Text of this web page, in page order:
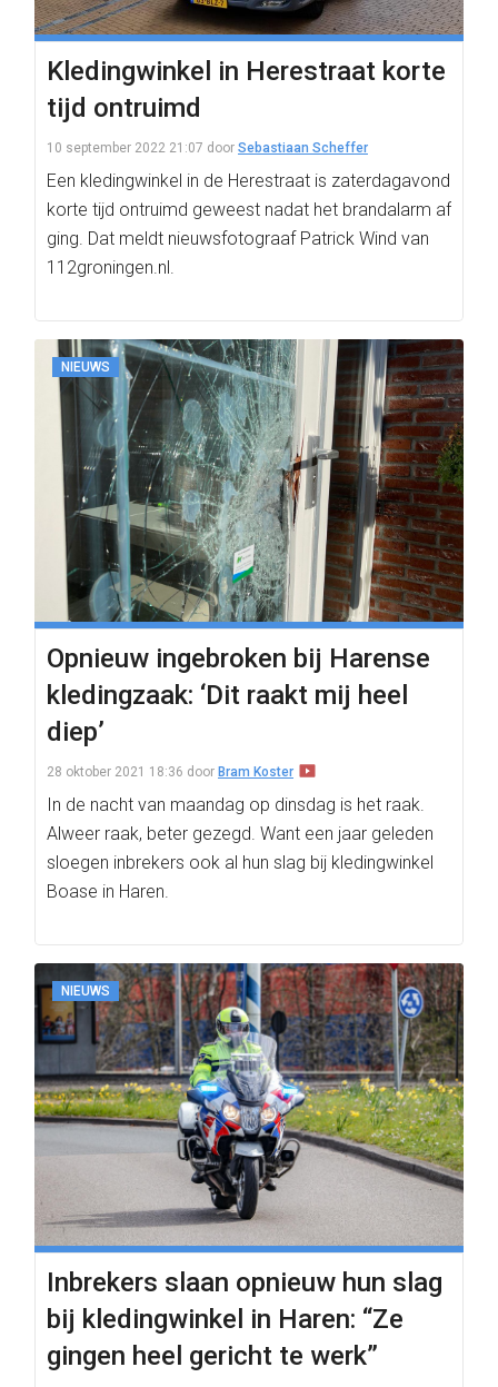
Kledingwinkel in Herestraat korte
tijd ontruimd
10 september 2022 21:07 door Sebastiaan Scheffer
Een kledingwinkel in de Herestraat is zaterdagavond
korte tijd ontruimd geweest nadat het brandalarm af
ging. Dat meldt nieuwsfotograaf Patrick Wind van
112groningen.nl.
NIEUWS
Opnieuw ingebroken bij Harense
kledingzaak: ‘Dit raakt mij heel
diep’
28 oktober 2021 18:36 door Bram Koster
In de nacht van maandag op dinsdag is het raak.
Alweer raak, beter gezegd. Want een jaar geleden
sloegen inbrekers ook al hun slag bij kledingwinkel
Boase in Haren.
NIEUWS
Inbrekers slaan opnieuw hun slag
bij kledingwinkel in Haren: “Ze
gingen heel gericht te werk”